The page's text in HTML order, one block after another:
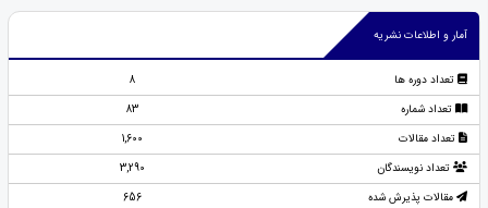
آمار و اطلاعات نشریه
تعداد دوره ها
8
تعداد شماره
83
تعداد مقالات
1,600
تعداد نویسندگان
3,290
مقالات پذیرش شده
656